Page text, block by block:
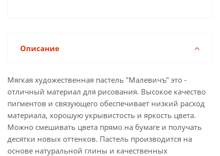
Описание
Мягкая художественная пастель "Малевичъ" это -
отличный материал для рисования. Высокое качество
пигментов и связующего обеспечивает низкий расход
материала, хорошую укрывистость и яркость цвета.
Можно смешивать цвета прямо на бумаге и получать
десятки новых оттенков. Пастель производится на
основе натуральной глины и качественных